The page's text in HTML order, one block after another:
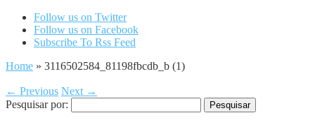
Follow us on Twitter
Follow us on Facebook
Subscribe To Rss Feed
Home » 3116502584_81198fbcdb_b (1)
← Previous Next →
Pesquisar por: